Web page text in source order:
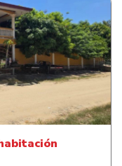
habitación